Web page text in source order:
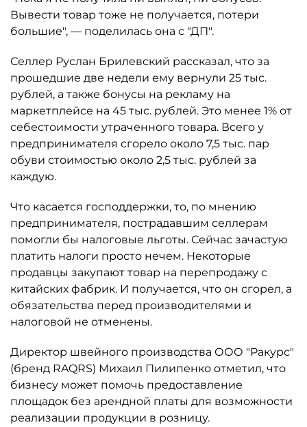
Вывести товар тоже не получается, потери
большие", — поделилась она с "ДП".
Селлер Руслан Брилевский рассказал, что за
прошедшие две недели ему вернули 25 тыс.
рублей, а также бонусы на рекламу на
маркетплейсе на 45 тыс. рублей. Это менее 1% от
себестоимости утраченного товара. Всего у
предпринимателя сгорело около 7,5 тыс. пар
обуви стоимостью около 2,5 тыс. рублей за
каждую.
Что касается господдержки, то, по мнению
предпринимателя, пострадавшим селлерам
помогли бы налоговые льготы. Сейчас зачастую
платить налоги просто нечем. Некоторые
продавцы закупают товар на перепродажу с
китайских фабрик. И получается, что он сгорел, а
обязательства перед производителями и
налоговой не отменены.
Директор швейного производства ООО "Ракурс"
(бренд RAQRS) Михаил Пилипенко отметил, что
бизнесу может помочь предоставление
площадок без арендной платы для возможности
реализации продукции в розницу.